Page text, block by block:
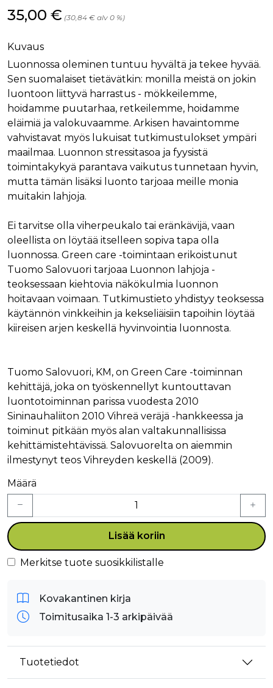
Hinta nyt
35,00 € (30,84 € alv 0 %)
Kuvaus
Luonnossa oleminen tuntuu hyvältä ja tekee hyvää.
Sen suomalaiset tietävätkin: monilla meistä on jokin
luontoon liittyvä harrastus - mökkeilemme,
hoidamme puutarhaa, retkeilemme, hoidamme
eläimiä ja valokuvaamme. Arkisen havaintomme
vahvistavat myös lukuisat tutkimustulokset ympäri
maailmaa. Luonnon stressitasoa ja fyysistä
toimintakykyä parantava vaikutus tunnetaan hyvin,
mutta tämän lisäksi luonto tarjoaa meille monia
muitakin lahjoja.
Ei tarvitse olla viherpeukalo tai eränkävijä, vaan
oleellista on löytää itselleen sopiva tapa olla
luonnossa. Green care -toimintaan erikoistunut
Tuomo Salovuori tarjoaa Luonnon lahjoja -
teoksessaan kiehtovia näkökulmia luonnon
hoitavaan voimaan. Tutkimustieto yhdistyy teoksessa
käytännön vinkkeihin ja kekseliäisiin tapoihin löytää
kiireisen arjen keskellä hyvinvointia luonnosta.
Tuomo Salovuori, KM, on Green Care -toiminnan
kehittäjä, joka on työskennellyt kuntouttavan
luontotoiminnan parissa vuodesta 2010
Sininauhaliiton 2010 Vihreä veräjä -hankkeessa ja
toiminut pitkään myös alan valtakunnallisissa
kehittämistehtävissä. Salovuorelta on aiemmin
ilmestynyt teos Vihreyden keskellä (2009).
Määrä
Lisää koriin
Merkitse tuote suosikkilistalle
Kovakantinen kirja
Toimitusaika 1-3 arkipäivää
Tuotetiedot